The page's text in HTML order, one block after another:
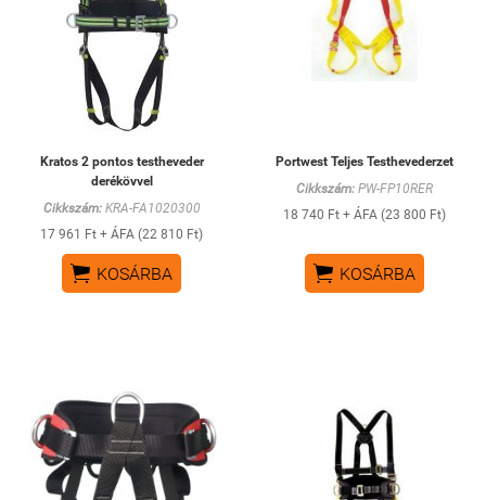
Kratos 2 pontos testheveder
derékövvel
Cikkszám:KRA-FA1020300
17 961 Ft + ÁFA (22 810 Ft)
 KOSÁRBA
Portwest Teljes Testhevederzet
Cikkszám: PW-FP10RER
18 740 Ft + ÁFA (23 800 Ft)
 KOSÁRBA